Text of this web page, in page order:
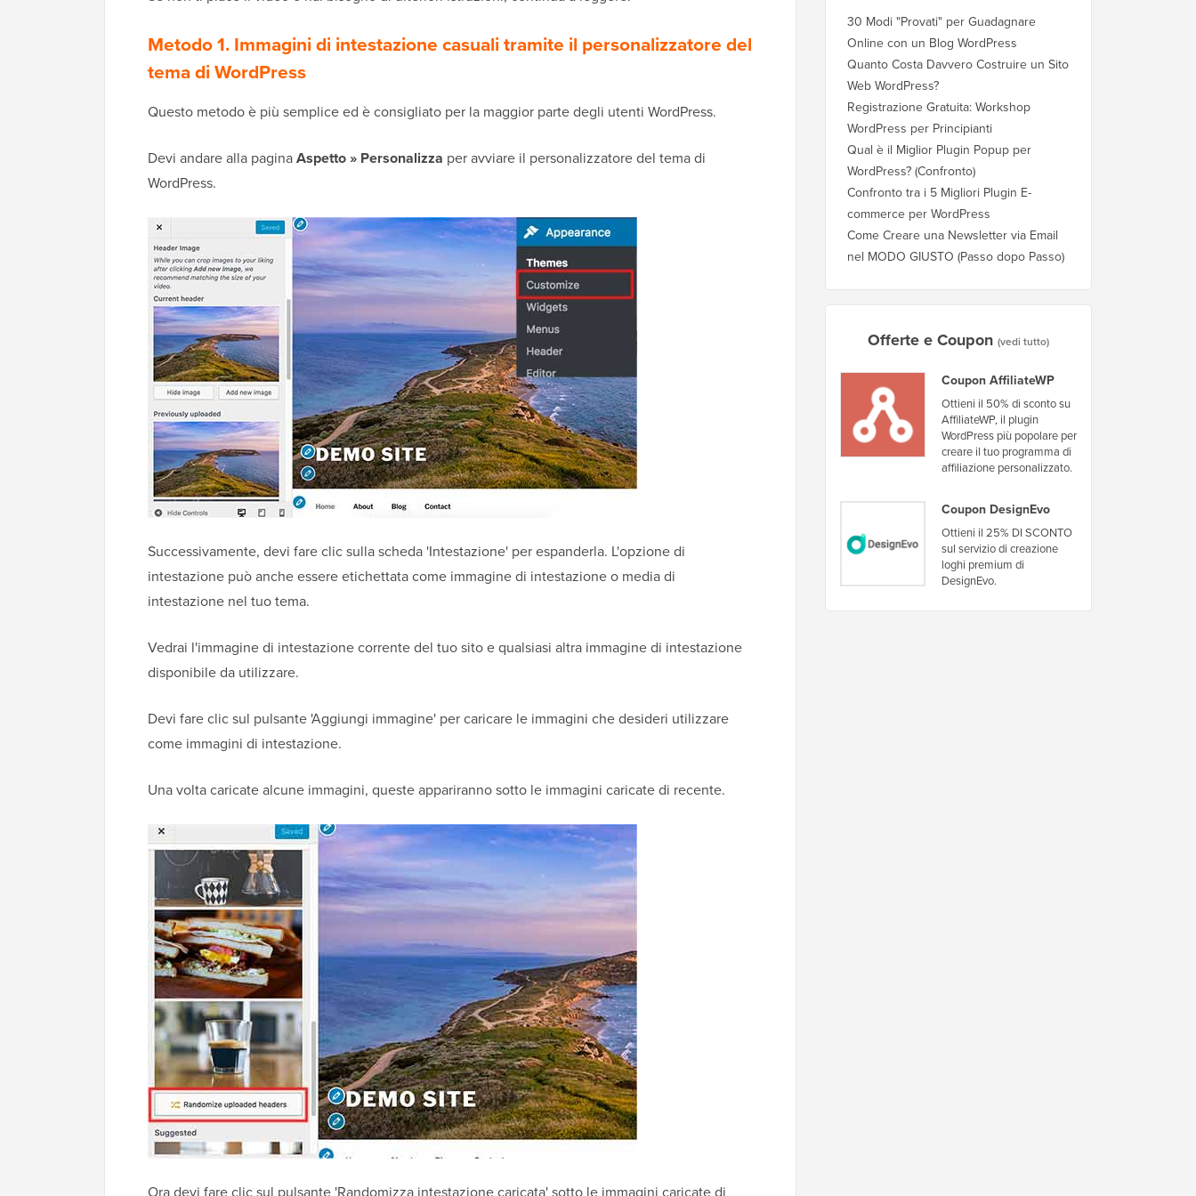
Metodo 1. Immagini di intestazione casuali tramite il personalizzatore del
tema di WordPress
Questo metodo è più semplice ed è consigliato per la maggior parte degli utenti WordPress.
Devi andare alla paginaAspetto » Personalizza per avviare il personalizzatore del tema di
WordPress.
Successivamente, devi fare clic sulla scheda 'Intestazione' per espanderla. L'opzione di
intestazione può anche essere etichettata come immagine di intestazione o media di
intestazione nel tuo tema.
Vedrai l'immagine di intestazione corrente del tuo sito e qualsiasi altra immagine di intestazione
disponibile da utilizzare.
Devi fare clic sul pulsante 'Aggiungi immagine' per caricare le immagini che desideri utilizzare
come immagini di intestazione.
Una volta caricate alcune immagini, queste appariranno sotto le immagini caricate di recente.
30 Modi "Provati" per Guadagnare
Online con un Blog WordPress
Quanto Costa Davvero Costruire un Sito
Web WordPress?
Registrazione Gratuita: Workshop
WordPress per Principianti
Qual è il Miglior Plugin Popup per
WordPress? (Confronto)
Confronto tra i 5 Migliori Plugin E-
commerce per WordPress
Come Creare una Newsletter via Email
nel MODO GIUSTO (Passo dopo Passo)
Offerte e Coupon (vedi tutto)
Coupon AffiliateWP
Ottieni il 50% di sconto su
AffiliateWP, il plugin
WordPress più popolare per
creare il tuo programma di
affiliazione personalizzato.
Coupon DesignEvo
Ottieni il 25% DI SCONTO
sul servizio di creazione
loghi premium di
DesignEvo.